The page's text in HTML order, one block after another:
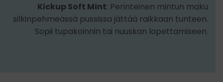
Kickup Soft Mint: Perinteinen mintun maku
silkinpehmeässä pussissa jättää raikkaan tunteen.
Sopii tupakoinnin tai nuuskan lopettamiseen.